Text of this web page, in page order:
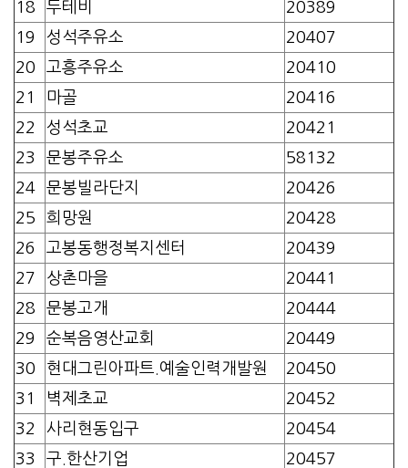
18 두테비
20389
19
성석주유소
20407
20
고흥주유소
20410
21
마골
20416
22
성석초교
20421
23
문봉주유소
58132
24
문봉빌라단지
20426
25
희망원
20428
26
고봉동행정복지센터
20439
27
상촌마을
20441
28
문봉고개
20444
29
순복음영산교회
20449
30
현대그린아파트.예술인력개발원
20450
31
벽제초교
20452
32
사리현동입구
20454
33
구.한산기업
20457